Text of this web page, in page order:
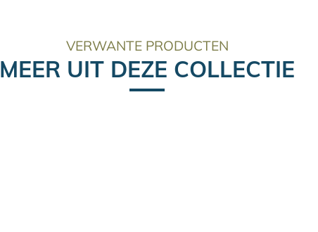
VERWANTE PRODUCTEN
MEER UIT DEZE COLLECTIE